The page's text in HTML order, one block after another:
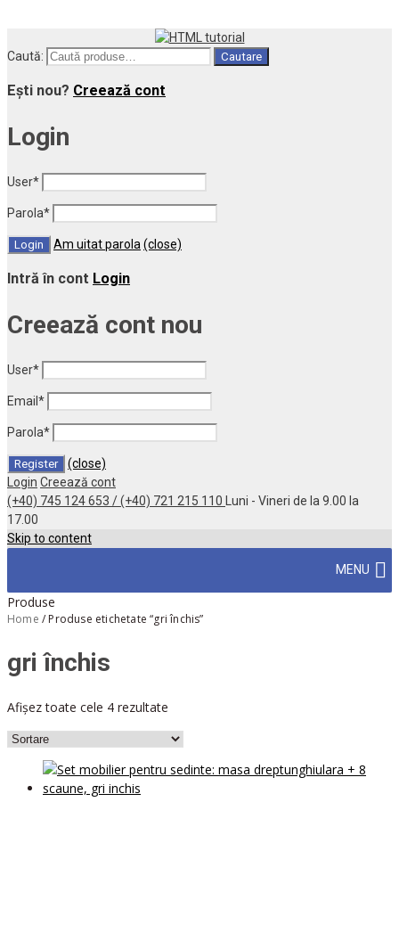
Caută: Cautare
Ești nou? Creează cont
Login
User*
Parola*
Am uitat parola (close)
Intră în cont Login
Creează cont nou
User*
Email *
Parola*
(close)
Login Creează cont
(+40) 745 124 653 / (+40) 721 215 110
Luni - Vineri de la 9.00 la
17.00
Skip to content
MENU
Produse
Home / Produse etichetate “gri închis”
gri închis
Afișez toate cele 4 rezultate